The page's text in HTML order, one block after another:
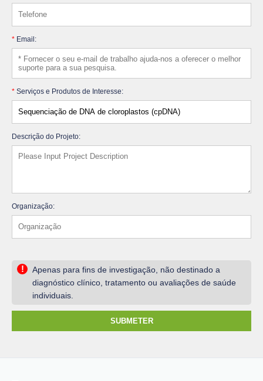
* Email:
* Serviços e Produtos de Interesse:
Descrição do Projeto:
Organização:
!
Apenas para fins de investigação, não destinado a
diagnóstico clínico, tratamento ou avaliações de saúde
individuais.
SUBMETER